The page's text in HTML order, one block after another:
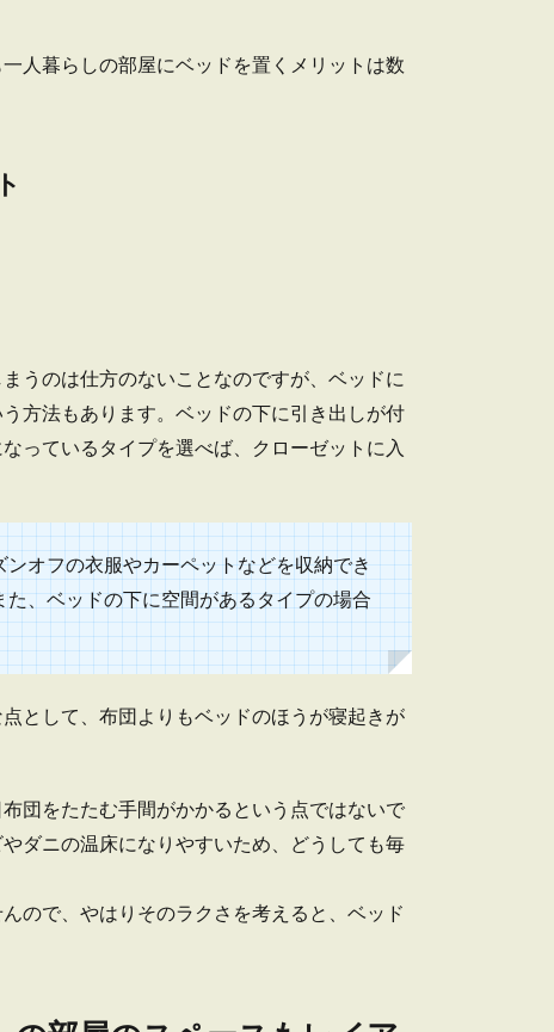
レイアウトタイプに合わせた選び方
るまでの対処法と過ごし方を解説
！狭い部屋の上手な洋服収納のコツ
人の中には、毎日の食事で簡単に野菜を摂りたいと考えている
人暮らしの部屋にベッドを置くメリットは数
うのは仕方のないことなのですが、ベッドに
方法もあります。ベッドの下に引き出しが付
っているタイプを選べば、クローゼットに入
オフの衣服やカーペットなどを収納でき
、ベッドの下に空間があるタイプの場合
として、布団よりもベッドのほうが寝起きが
団をたたむ手間がかかるという点ではないで
ダニの温床になりやすいため、どうしても毎
ので、やはりそのラクさを考えると、ベッド